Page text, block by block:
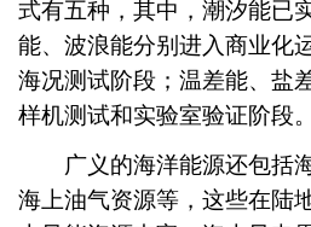
式有五种，其中，潮汐能已
能、波浪能分别进入商业化
海况测试阶段；温差能、盐
样机测试和实验室验证阶段。
广义的海洋能源还包括海
海上油气资源等，这些在陆